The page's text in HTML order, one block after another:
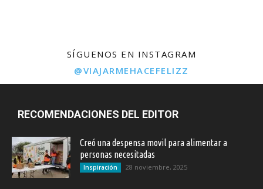
SÍGUENOS EN INSTAGRAM
@VIAJARMEHACEFELIZZ
RECOMENDACIONES DEL EDITOR
Creó una despensa movil para alimentar a
personas necesitadas
Inspiración 28 noviembre, 2025